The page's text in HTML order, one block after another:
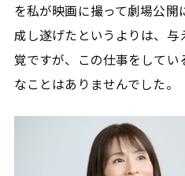
を私が映画に撮って劇場公
成し遂げたというよりは、
覚ですが、この仕事をして
なことはありませんでした。